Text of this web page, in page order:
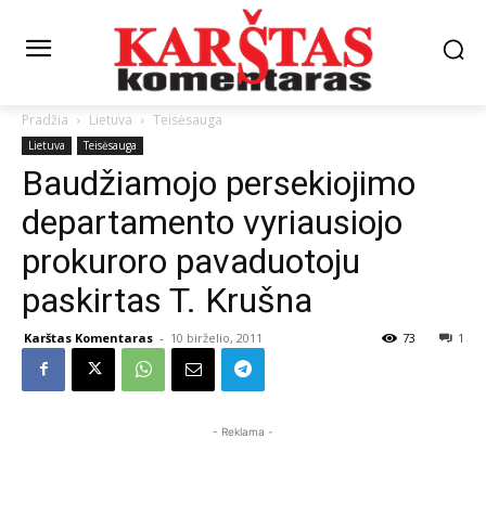
Pradžia Lietuva Teisėsauga
Lietuva Teisėsauga
Baudžiamojo persekiojimo
departamento vyriausiojo
prokuroro pavaduotoju
paskirtas T. Krušna
Karštas Komentaras - 10 birželio, 2011 1
73
- Reklama -